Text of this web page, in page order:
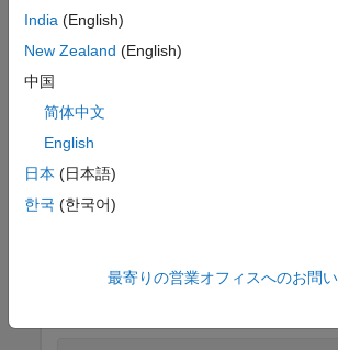
例
すべて折りたたむ
チェビシェフ I 型アナログ フ
たバンドパス IIR フィルター設
フィルターのプロトタイプを設計します
India (English)
New Zealand (English)
中国
简体中文
English
日本 (日本語)
한국 (한국어)
最寄りの営業オフィスへのお問